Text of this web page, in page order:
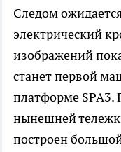
Следом
электрический
изображений
станет первой
платформе
нынешней
построен